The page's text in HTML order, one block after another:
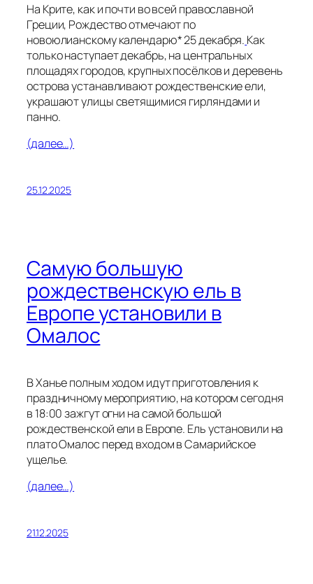
На Крите, как и почти во всей православной
Греции, Рождество отмечают по
новоюлианскому календарю* 25 декабря. Как
только наступает декабрь, на центральных
площадях городов, крупных посёлков и деревень
острова устанавливают рождественские ели,
украшают улицы светящимися гирляндами и
панно.
(далее…)
25.12.2025
Самую большую
рождественскую ель в
Европе установили в
Омалос
В Ханье полным ходом идут приготовления к
праздничному мероприятию, на котором сегодня
в 18:00 зажгут огни на самой большой
рождественской ели в Европе. Ель установили на
плато Омалос перед входом в Самарийское
ущелье.
(далее…)
21.12.2025